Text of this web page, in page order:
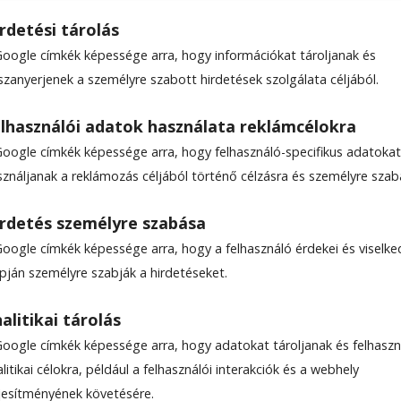
tárolás
címkék képessége arra, hogy információkat tároljanak és
a személyre szabott hirdetések szolgálata céljából.
adatok használata reklámcélokra
címkék képessége arra, hogy felhasználó-specifikus adatokat
a reklámozás céljából történő célzásra és személyre
személyre szabása
címkék képessége arra, hogy a felhasználó érdekei és
személyre szabják a hirdetéseket.
tárolás
címkék képessége arra, hogy adatokat tároljanak és
célokra, például a felhasználói interakciók és a webhely
követésére.
30 Celsius-
elérte a Déli-sarkot, és ezzel beírta magát a
állampolgár, akinek sikerült elérnie az